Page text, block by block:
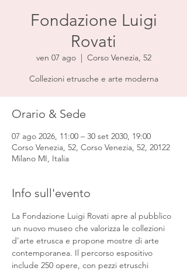
Fondazione Luigi
Rovati
ven 07 ago
  |
Corso Venezia, 52
Collezioni etrusche e arte moderna
Orario & Sede
07 ago 2026, 11:00 – 30 set 2030, 19:00
Corso Venezia, 52, Corso Venezia, 52, 20122
Milano MI, Italia
Info sull'evento
La Fondazione Luigi Rovati apre al pubblico
un nuovo museo che valorizza le collezioni
d’arte etrusca e propone mostre di arte
contemporanea. Il percorso espositivo
include 250 opere, con pezzi etruschi